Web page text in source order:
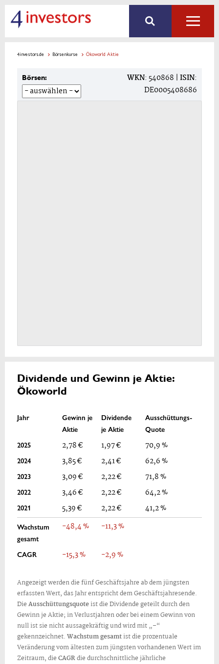
4investors.de Börsenkurse Ökoworld Aktie
Börsen: WKN: 540868 | ISIN:
DE0005408686
Dividende und Gewinn je Aktie:
Ökoworld
Jahr
Gewinn je
Aktie
Dividende
je Aktie
Ausschüttungs-
Quote
2025
2,78 € 1,97 € 70,9 %
2024 3,85 € 2,41 € 62,6 %
2023 3,09 € 2,22 € 71,8 %
2022 3,46 € 2,22 € 64,2 %
2021 5,39 € 2,22 € 41,2 %
Wachstum
gesamt
-48,4 % -11,3 %
CAGR -15,3 % -2,9 %
Angezeigt werden die fünf Geschäftsjahre ab dem jüngsten
erfassten Wert, das Jahr entspricht dem Geschäftsjahresende.
DieAusschüttungsquoteist die Dividende geteilt durch den
Gewinn je Aktie; in Verlustjahren oder bei einem Gewinn von
null ist sie nicht aussagekräftig und wird mit „–“
gekennzeichnet.Wachstum gesamtist die prozentuale
Veränderung vom ältesten zum jüngsten vorhandenen Wert im
Zeitraum, dieCAGRdie durchschnittliche jährliche